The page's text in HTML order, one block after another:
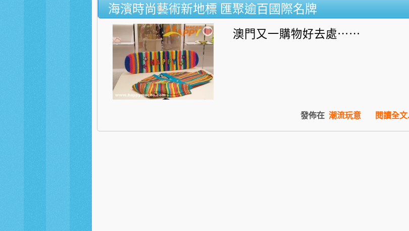
海濱時尚藝術新地標 匯聚逾百國際名牌
澳門又一購物好去處⋯⋯
閱讀全文
發佈在 潮流玩意